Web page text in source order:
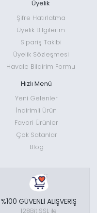
Üyelik
Şifre Hatırlatma
Üyelik Bilgilerim
Sipariş Takibi
Üyelik Sözleşmesi
Havale Bildirim Formu
Hızlı Menü
Yeni Gelenler
İndirimli Ürün
Favori Ürünler
Çok Satanlar
Blog
%100 GÜVENLİ ALIŞVERİŞ
128Bit SSL ile